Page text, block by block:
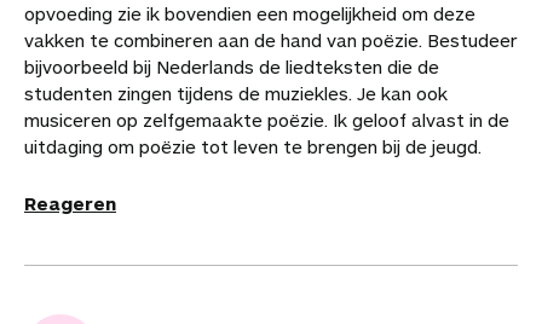
opvoeding zie ik bovendien een mogelijkheid om deze
vakken te combineren aan de hand van poëzie. Bestudeer
bijvoorbeeld bij Nederlands de liedteksten die de
studenten zingen tijdens de muziekles. Je kan ook
musiceren op zelfgemaakte poëzie. Ik geloof alvast in de
uitdaging om poëzie tot leven te brengen bij de jeugd.
Reageren